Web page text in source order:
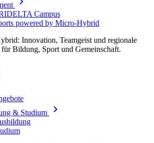
Campus
powered by Micro-Hybrid
Innovation, Teamgeist und regionale
für Bildung, Sport und Gemeinschaft.
& Studium